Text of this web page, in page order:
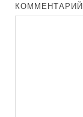
КОММЕНТАРИЙ